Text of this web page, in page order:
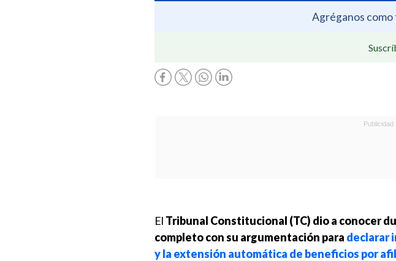
Agréganos
El Tribunal Constitucional (TC) dio a conocer
completo con su argumentación para declarar
y la extensión automática de beneficios por